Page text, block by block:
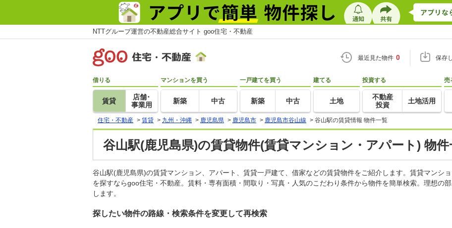
NTTグループ運営の不動産総合サイト goo住宅・不動産
最近見た物件 0 保存
借りる
賃貸
店舗･
事業用
マンションを買う
新築 中古
一戸建てを買う
新築 中古
建てる
土地
投資する
不動産
投資
土地活用
売
住宅・不動産 > 賃貸 > 九州・沖縄 > 鹿児島県 > 鹿児島市 > 鹿児島市谷山線 > 谷山駅の賃貸情報 物件一覧
谷山駅(鹿児島県)の賃貸物件(賃貸マンション・アパート) 物件
谷山駅(鹿児島県)の賃貸マンション、アパート、賃貸一戸建て、借家などの賃貸物件をご紹介します。賃貸マンシ
を探すならgoo住宅・不動産。賃料・専有面積・間取り・写真・人気のこだわり条件から物件を簡単検索。理想の
します。
探したい物件の路線・検索条件を変更して再検索